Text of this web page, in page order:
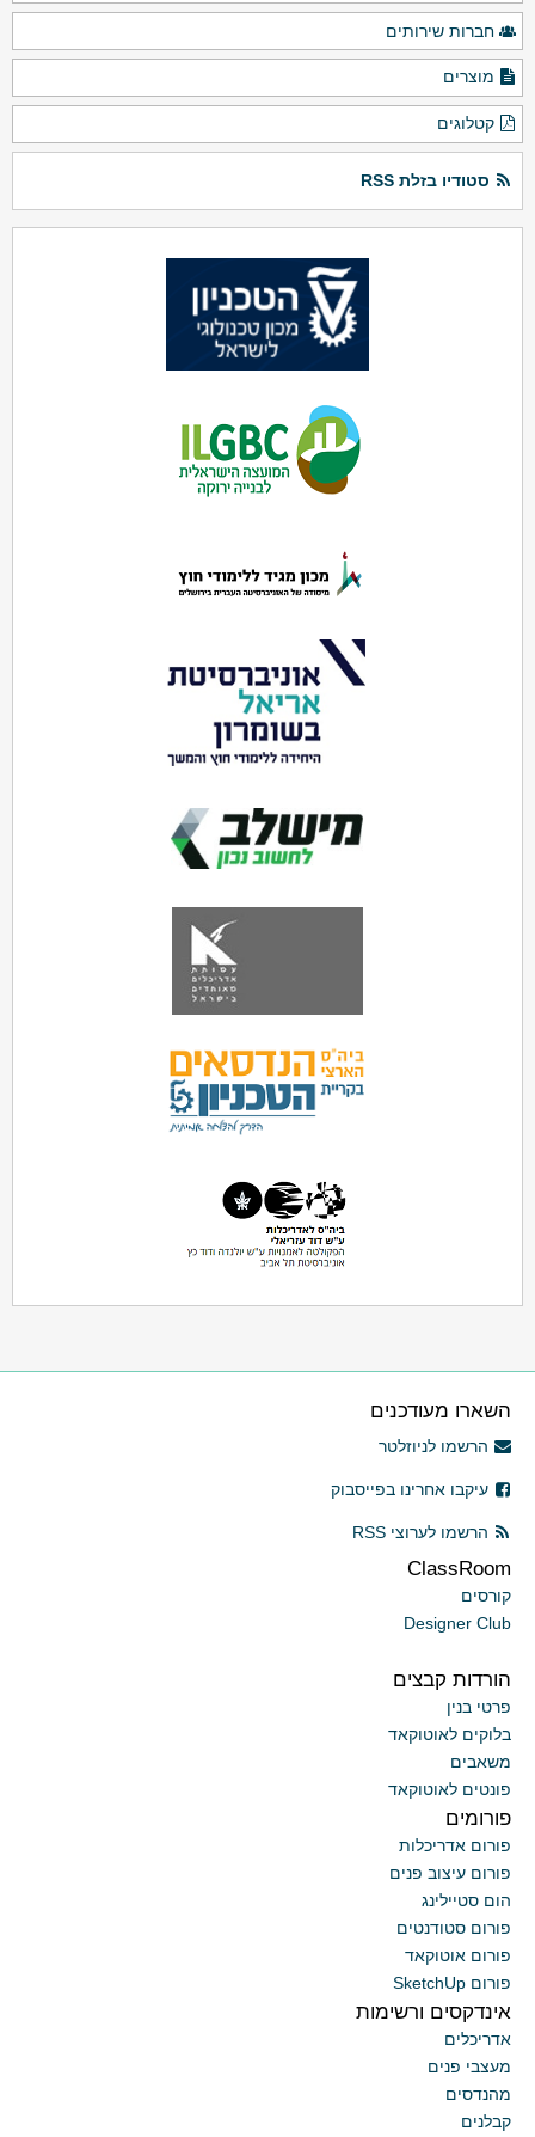
חברות שירותים
מוצרים
קטלוגים
סטודיו בזלת RSS
השארו מעודכנים
הרשמו לניוזלטר
עיקבו אחרינו בפייסבוק
הרשמו לערוצי RSS
ClassRoom
קורסים
Designer Club
הורדות קבצים
פרטי בנין
בלוקים לאוטוקאד
משאבים
פונטים לאוטוקאד
פורומים
פורום אדריכלות
פורום עיצוב פנים
הום סטיילינג
פורום סטודנטים
פורום אוטוקאד
פורום SketchUp
אינדקסים ורשימות
אדריכלים
מעצבי פנים
מהנדסים
קבלנים